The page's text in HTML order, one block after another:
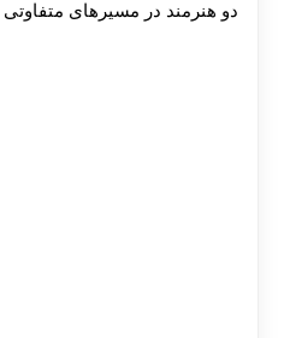
دو هنرمند در مسیرهای متفاوتی